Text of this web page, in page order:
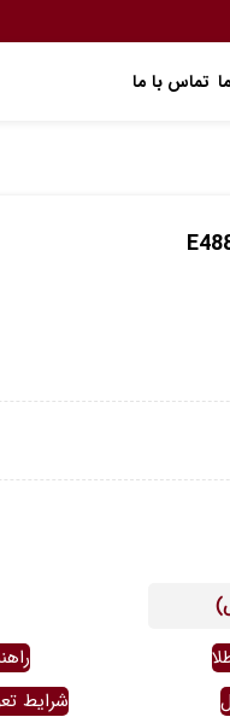
تماس با ما
شرایط